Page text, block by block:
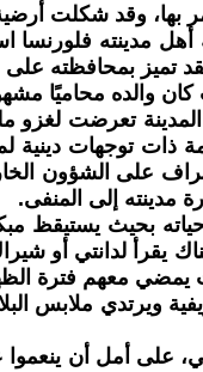
وقد شكلت
فلورنسا
تميز بمحافظته على
والده محاميًا
وخَلَفَه "بييرو". لكن
على
مدينته إلى المنفى.
بحيث يستيقظ
لدانتي أو
معهم فترة
ويرتدي
أمل أن ينعموا